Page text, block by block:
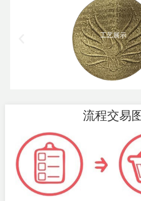
工艺展示
流程交易图